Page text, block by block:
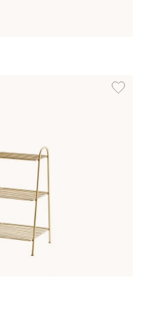
Finns även i dessa
Lägg